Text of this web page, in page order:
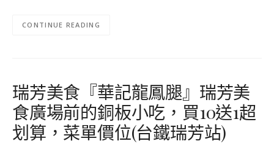
CONTINUE READING
瑞芳美食『華記龍鳳腿』瑞芳美
食廣場前的銅板小吃，買10送1超
划算，菜單價位(台鐵瑞芳站)